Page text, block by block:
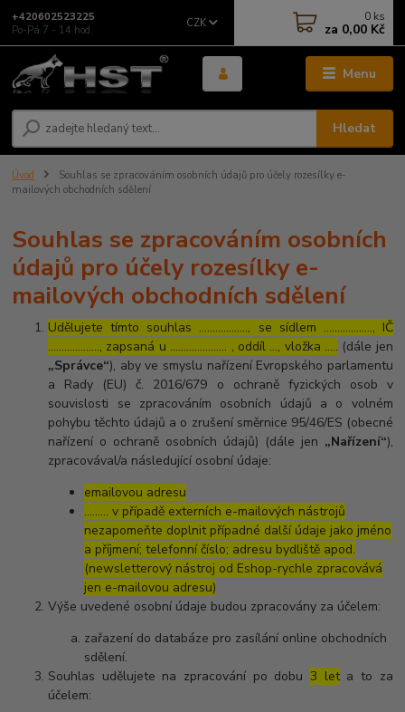
Menu
CZK
Hledat
+420602523225
Po-Pá 7 - 14 hod.
0 ks
za 0,00 Kč
Úvod
Souhlas se zpracováním osobních údajů pro účely rozesílky e-
mailových obchodních sdělení
Souhlas se zpracováním osobních
údajů pro účely rozesílky e-
mailových obchodních sdělení
Udělujete tímto souhlas ……………..., se sídlem ………………, IČ
………………., zapsaná u ………………… , oddíl …, vložka ….. (dále jen
„Správce“), aby ve smyslu nařízení Evropského parlamentu
a Rady (EU) č. 2016/679 o ochraně fyzických osob v
souvislosti se zpracováním osobních údajů a o volném
pohybu těchto údajů a o zrušení směrnice 95/46/ES (obecné
nařízení o ochraně osobních údajů) (dále jen „Nařízení“),
zpracovával/a následující osobní údaje:
emailovou adresu
……… v případě externích e-mailových nástrojů
nezapomeňte doplnit případné další údaje jako jméno
a příjmení; telefonní číslo; adresu bydliště apod.
(newsletterový nástroj od Eshop-rychle zpracovává
jen e-mailovou adresu)
Výše uvedené osobní údaje budou zpracovány za účelem:
zařazení do databáze pro zasílání online obchodních
sdělení.
Souhlas udělujete na zpracování po dobu3 leta to za
účelem: